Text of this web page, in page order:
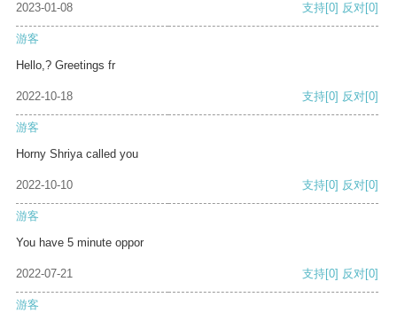
2023-01-08 支持[0] 反对[0]
游客
Hello,? Greetings fr
2022-10-18 支持[0] 反对[0]
游客
Horny Shriya called you
2022-10-10 支持[0] 反对[0]
游客
You have 5 minute oppor
2022-07-21 支持[0] 反对[0]
游客